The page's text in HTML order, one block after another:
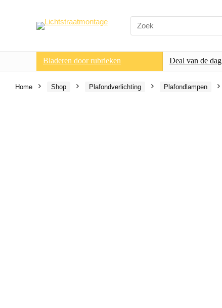
Search
for:
Bladeren door rubrieken Deal van de dag
Home Shop Plafondverlichting Plafondlampen